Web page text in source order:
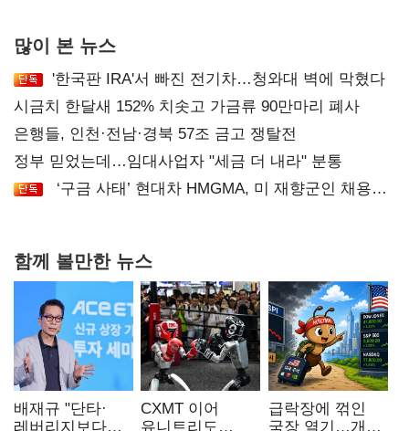
많이 본 뉴스
'한국판 IRA'서 빠진 전기차…청와대 벽에 막혔다
시금치 한달새 152% 치솟고 가금류 90만마리 폐사
은행들, 인천·전남·경북 57조 금고 쟁탈전
정부 믿었는데…임대사업자 "세금 더 내라" 분통
‘구금 사태’ 현대차 HMGMA, 미 재향군인 채용
함께 볼만한 뉴스
배재규 "단타·
레버리지보다
CXMT 이어
유니트리도
급락장에 꺾인
국장 열기…개인